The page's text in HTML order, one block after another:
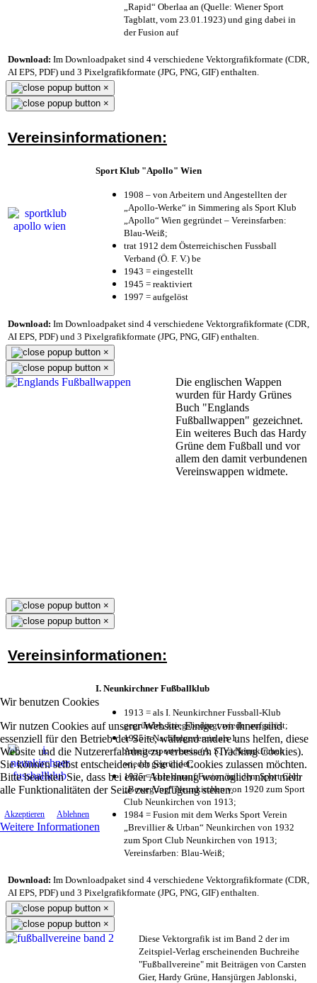
Wir benutzen Cookies
Wir nutzen Cookies auf unserer Website. Einige von ihnen sind
essenziell für den Betrieb der Seite, während andere uns helfen, diese
Website und die Nutzererfahrung zu verbessern (Tracking Cookies).
Sie können selbst entscheiden, ob Sie die Cookies zulassen möchten.
Bitte beachten Sie, dass bei einer Ablehnung womöglich nicht mehr
alle Funktionalitäten der Seite zur Verfügung stehen.
Akzeptieren Ablehnen
Weitere Informationen
„Rapid“ Oberlaa an (Quelle: Wiener Sport
Tagblatt, vom 23.01.1923) und ging dabei in
der Fusion auf
Download: Im Downloadpaket sind 4 verschiedene Vektorgrafikformate (CDR,
AI EPS, PDF) und 3 Pixelgrafikformate (JPG, PNG, GIF) enthalten.
×
×
Vereinsinformationen:
Sport Klub "Apollo" Wien
1908 – von Arbeitern und Angestellten der
„Apollo-Werke“ in Simmering als Sport Klub
„Apollo“ Wien gegründet – Vereinsfarben:
Blau-Weiß;
trat 1912 dem Österreichischen Fussball
Verband (Ö. F. V.) be
1943 = eingestellt
1945 = reaktiviert
1997 = aufgelöst
Download: Im Downloadpaket sind 4 verschiedene Vektorgrafikformate (CDR,
AI EPS, PDF) und 3 Pixelgrafikformate (JPG, PNG, GIF) enthalten.
×
×
Die englischen Wappen
wurden für Hardy Grünes
Buch "Englands
Fußballwappen" gezeichnet.
Ein weiteres Buch das Hardy
Grüne dem Fußball und vor
allem den damit verbundenen
Vereinswappen widmete.
×
×
Vereinsinformationen:
I. Neunkirchner Fußballklub
1913 = als I. Neunkirchner Fussball-Klub
gegründet, kriegsbedingt wieder aufgelöst;
1925 = Nachfolgeverein als 1.
Arbeitersportverein (A. S. V.) Neunkirchen
wieder gegründet;
1925 = kurz darauf Fusion mit dem Sport Club
„Bewegung“ Neunkirchen von 1920 zum Sport
Club Neunkirchen von 1913;
1984 = Fusion mit dem Werks Sport Verein
„Brevillier & Urban“ Neunkirchen von 1932
zum Sport Club Neunkirchen von 1913;
Vereinsfarben: Blau-Weiß;
Download: Im Downloadpaket sind 4 verschiedene Vektorgrafikformate (CDR,
AI EPS, PDF) und 3 Pixelgrafikformate (JPG, PNG, GIF) enthalten.
×
×
Diese Vektorgrafik ist im Band 2 der im
Zeitspiel-Verlag erscheinenden Buchreihe
"Fußballvereine" mit Beiträgen von Carsten
Gier, Hardy Grüne, Hansjürgen Jablonski,